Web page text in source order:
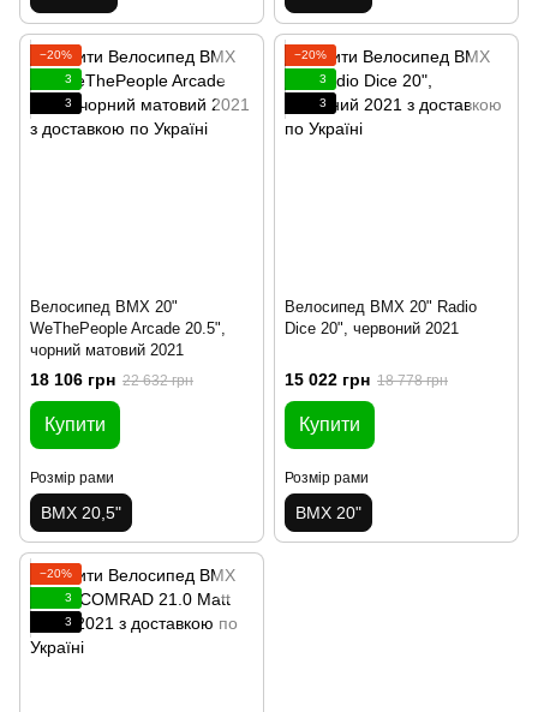
−20%
3
3
Велосипед BMX 20"
WeThePeople Arcade 20.5",
чорний матовий 2021
18 106 грн 22 632 грн
Купити
Розмір рами
BMX 20,5"
−20%
3
3
Велосипед BMX 20" Radio
Dice 20", червоний 2021
15 022 грн 18 778 грн
Купити
Розмір рами
BMX 20"
−20%
3
3